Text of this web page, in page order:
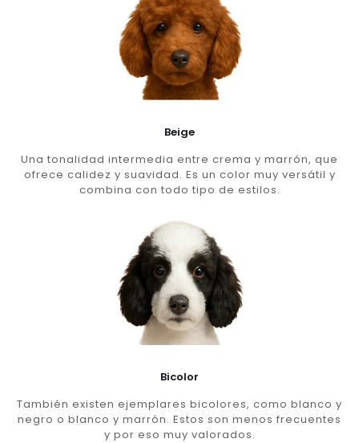
Beige
Una tonalidad intermedia entre crema y marrón, que
ofrece calidez y suavidad. Es un color muy versátil y
combina con todo tipo de estilos.
Bicolor
También existen ejemplares bicolores, como blanco y
negro o blanco y marrón. Estos son menos frecuentes
y por eso muy valorados.